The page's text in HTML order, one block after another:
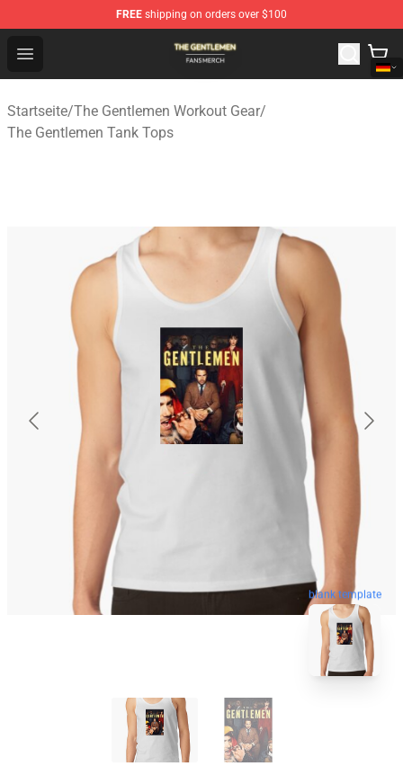
FREE shipping on orders over $100
Open menu
The Gentlemen Shop - Official The Gentlemen
Startseite/The Gentlemen Workout Gear/
The Gentlemen Tank Tops
blank template